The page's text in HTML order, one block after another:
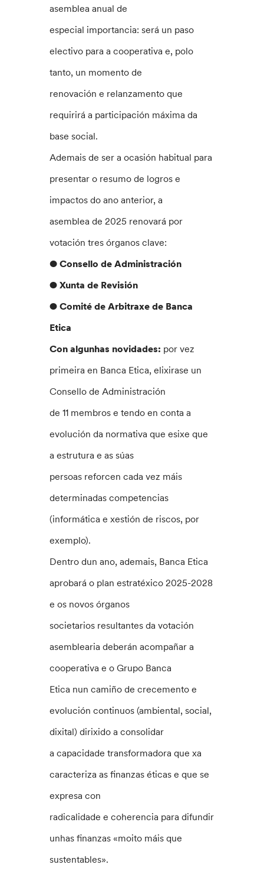
asemblea anual de
especial importancia: será un paso
electivo para a cooperativa e, polo
tanto, un momento de
renovación e relanzamento que
requirirá a participación máxima da
base social.
Ademais de ser a ocasión habitual para
presentar o resumo de logros e
impactos do ano anterior, a
asemblea de 2025 renovará por
votación tres órganos clave:
● Consello de Administración
● Xunta de Revisión
● Comité de Arbitraxe de Banca
Etica
Con algunhas novidades: por vez
primeira en Banca Etica, elixirase un
Consello de Administración
de 11 membros e tendo en conta a
evolución da normativa que esixe que
a estrutura e as súas
persoas reforcen cada vez máis
determinadas competencias
(informática e xestión de riscos, por
exemplo).
Dentro dun ano, ademais, Banca Etica
aprobará o plan estratéxico 2025-2028
e os novos órganos
societarios resultantes da votación
asemblearia deberán acompañar a
cooperativa e o Grupo Banca
Etica nun camiño de crecemento e
evolución continuos (ambiental, social,
dixital) dirixido a consolidar
a capacidade transformadora que xa
caracteriza as finanzas éticas e que se
expresa con
radicalidade e coherencia para difundir
unhas finanzas «moito máis que
sustentables».